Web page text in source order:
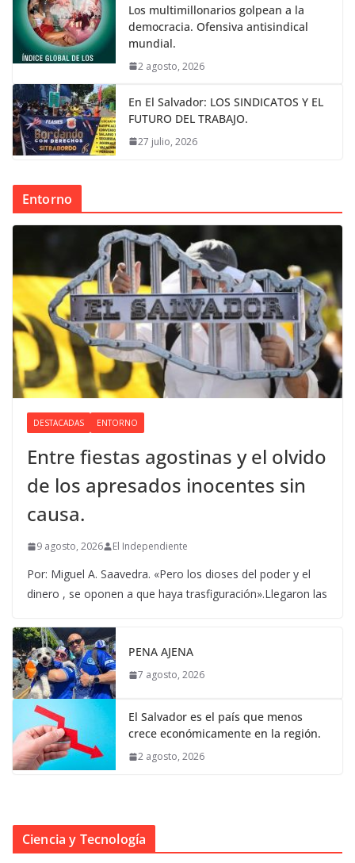
Los multimillonarios golpean a la
democracia. Ofensiva antisindical
mundial.
2 agosto, 2026
En El Salvador: LOS SINDICATOS Y EL
FUTURO DEL TRABAJO.
27 julio, 2026
Entorno
DESTACADAS ENTORNO
Entre fiestas agostinas y el olvido
de los apresados inocentes sin
causa.
9 agosto, 2026 El Independiente
Por: Miguel A. Saavedra. «Pero los dioses del poder y el
dinero , se oponen a que haya trasfiguración».Llegaron las
PENA AJENA
7 agosto, 2026
El Salvador es el país que menos
crece económicamente en la región.
2 agosto, 2026
Ciencia y Tecnología